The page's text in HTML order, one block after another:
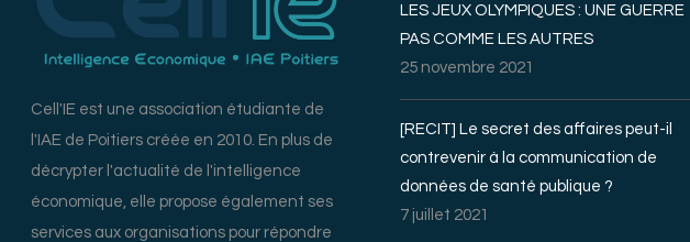
Cell'IE est une association étudiante de
l'IAE de Poitiers créée en 2010. En plus de
décrypter l'actualité de l'intelligence
économique, elle propose également ses
services aux organisations pour répondre
LES JEUX OLYMPIQUES : UNE GUERRE
PAS COMME LES AUTRES
25 novembre 2021
[RECIT] Le secret des affaires peut-il
contrevenir à la communication de
données de santé publique ?
7 juillet 2021